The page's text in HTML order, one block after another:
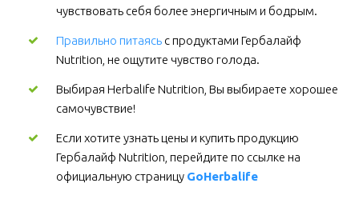
чувствовать себя более энергичным и бодрым.
Правильно питаясь с продуктами Гербалайф
Nutrition, не ощутите чувство голода.
Выбирая Herbalife Nutrition, Вы выбираете хорошее
самочувствие!
Если хотите узнать цены и купить продукцию
Гербалайф Nutrition, перейдите по ссылке на
официальную страницу GoHerbalife